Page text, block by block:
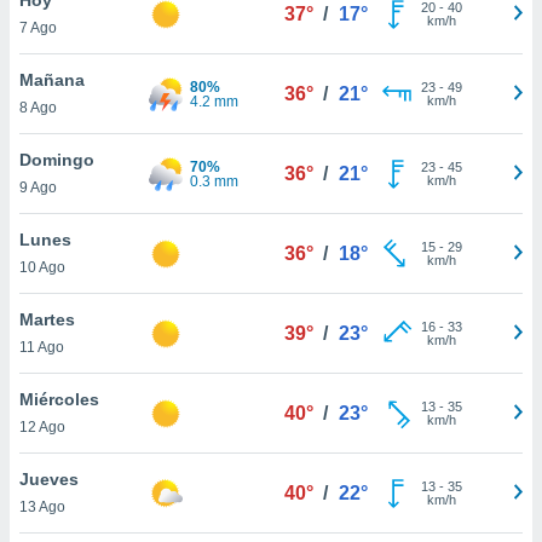
y
en
más
de
7 Ago
37° / 17° 20- 40
km/h
Mañana
8 Ago
80%
4.2 mm
36° / 21° 23- 49
km/h
Domingo
9 Ago
70%
0.3 mm
36° / 21° 23- 45
km/h
Lunes
10 Ago
36° / 18° 15- 29
km/h
Martes
11 Ago
39° / 23° 16- 33
km/h
Miércoles
12 Ago
40° / 23° 13- 35
km/h
Jueves
13 Ago
40° / 22° 13- 35
km/h